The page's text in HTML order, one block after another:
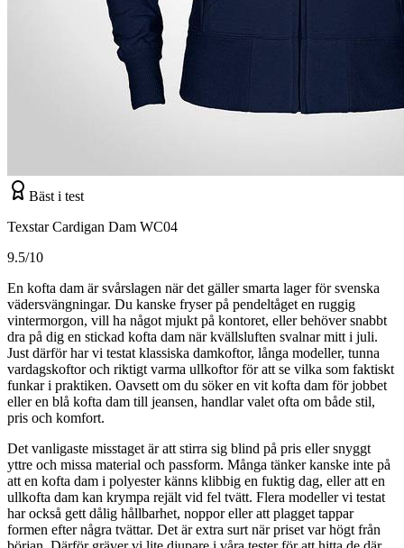
Bäst i test
Texstar Cardigan Dam WC04
9.5/10
En kofta dam är svårslagen när det gäller smarta lager för svenska
väder­svängningar. Du kanske fryser på pendeltåget en ruggig
vintermorgon, vill ha något mjukt på kontoret, eller behöver snabbt
dra på dig en stickad kofta dam när kvällsluften svalnar mitt i juli.
Just därför har vi testat klassiska damkoftor, långa modeller, tunna
vardagskoftor och riktigt varma ullkoftor för att se vilka som faktiskt
funkar i praktiken. Oavsett om du söker en vit kofta dam för jobbet
eller en blå kofta dam till jeansen, handlar valet ofta om både stil,
pris och komfort.
Det vanligaste misstaget är att stirra sig blind på pris eller snyggt
yttre och missa material och passform. Många tänker kanske inte på
att en kofta dam i polyester känns klibbig en fuktig dag, eller att en
ullkofta dam kan krympa rejält vid fel tvätt. Flera modeller vi testat
har också gett dålig hållbarhet, noppor eller att plagget tappar
formen efter några tvättar. Det är extra surt när priset var högt från